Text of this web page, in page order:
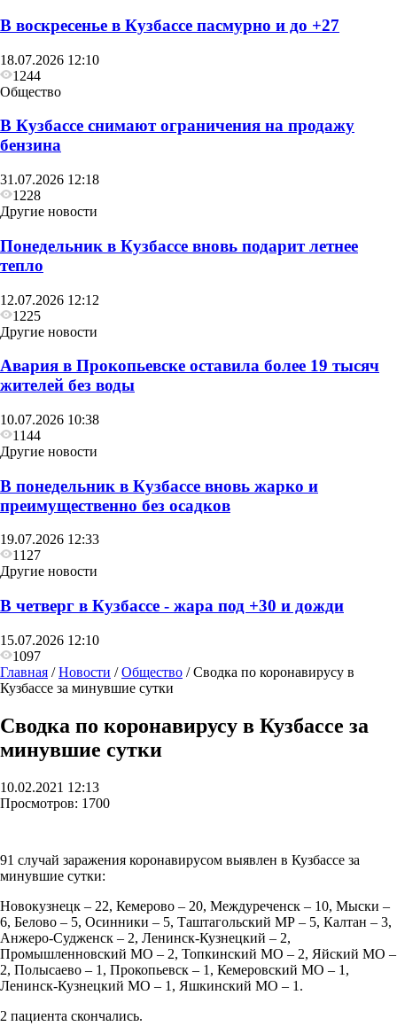
В воскресенье в Кузбассе пасмурно и до +27
18.07.2026 12:10
1244
Общество
В Кузбассе снимают ограничения на продажу
бензина
31.07.2026 12:18
1228
Другие новости
Понедельник в Кузбассе вновь подарит летнее
тепло
12.07.2026 12:12
1225
Другие новости
Авария в Прокопьевске оставила более 19 тысяч
жителей без воды
10.07.2026 10:38
1144
Другие новости
В понедельник в Кузбассе вновь жарко и
преимущественно без осадков
19.07.2026 12:33
1127
Другие новости
В четверг в Кузбассе - жара под +30 и дожди
15.07.2026 12:10
1097
Главная /Новости /Общество /Сводка по коронавирусу в
Кузбассе за минувшие сутки
Сводка по коронавирусу в Кузбассе за
минувшие сутки
10.02.2021 12:13
Просмотров: 1700
91 случай заражения коронавирусом выявлен в Кузбассе за
минувшие сутки:
Новокузнецк – 22, Кемерово – 20, Междуреченск – 10, Мыски –
6, Белово – 5, Осинники – 5, Таштагольский МР – 5, Калтан – 3,
Анжеро-Судженск – 2, Ленинск-Кузнецкий – 2,
Промышленновский МО – 2, Топкинский МО – 2, Яйский МО –
2, Полысаево – 1, Прокопьевск – 1, Кемеровский МО – 1,
Ленинск-Кузнецкий МО – 1, Яшкинский МО – 1.
2 пациента скончались.